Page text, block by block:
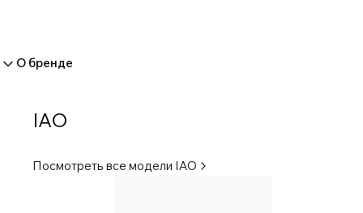
О бренде
IAO
Посмотреть все модели IAO